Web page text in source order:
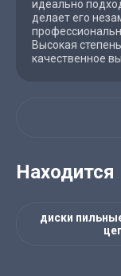
идеально
делает его
Высокая
качественное
Находится
диски